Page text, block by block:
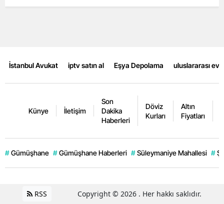
İstanbul Avukat iptv satın al Eşya Depolama uluslararası
Künye İletişim
Son
Dakika
Haberleri
Döviz
Kurları
Altın
Fiyatları
# Gümüşhane # Gümüşhane Haberleri # Süleymaniye Mahallesi #
RSS Copyright © 2026 . Her hakkı saklıdır.